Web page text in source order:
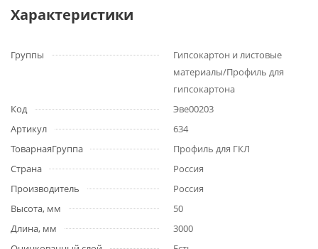
Характеристики
Группы
Гипсокартон и листовые
материалы/Профиль для
гипсокартона
Код
Эве00203
Артикул
634
ТоварнаяГруппа
Профиль для ГКЛ
Страна
Россия
Производитель
Россия
Высота, мм
50
Длина, мм
3000